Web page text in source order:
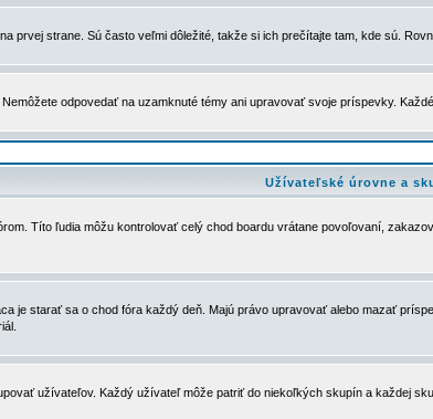
prvej strane. Sú často veľmi dôležité, takže si ich prečítajte tam, kde sú.
odpovedať na uzamknuté témy ani upravovať svoje príspevky.
Užívateľské úrovne a
Títo ľudia môžu kontrolovať celý chod boardu vrátane povoľovaní,
je starať sa o chod fóra každý deň. Majú právo upravovať alebo mazať
užívateľov. Každý užívateľ môže patriť do niekoľkých skupín a každej